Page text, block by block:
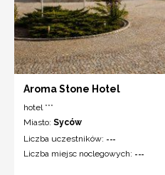
Aroma Stone Hotel
hotel ***
Miasto: Syców
Liczba uczestników: ---
Liczba miejsc noclegowych: ---